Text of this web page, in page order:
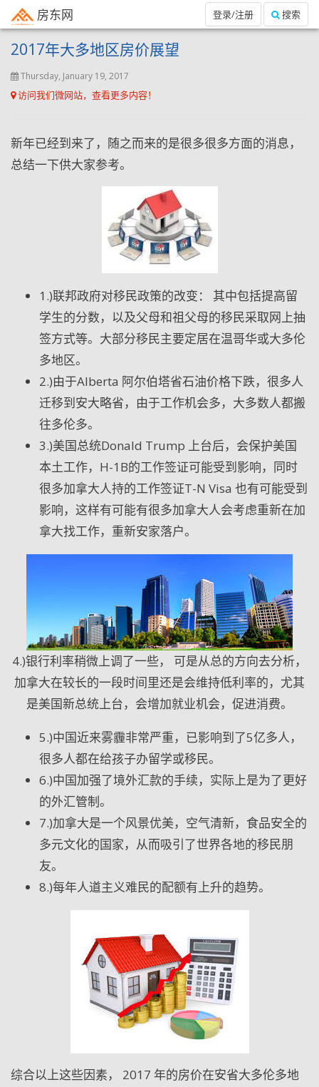
房东网 搜索
登录/注册
2017年大多地区房价展望
Thursday, January 19, 2017
访问我们微网站，查看更多内容！
新年已经到来了，随之而来的是很多很多方面的消息，
总结一下供大家参考。
1.)联邦政府对移民政策的改变： 其中包括提高留
学生的分数，以及父母和祖父母的移民采取网上抽
签方式等。大部分移民主要定居在温哥华或大多伦
多地区。
2.)由于Alberta 阿尔伯塔省石油价格下跌，很多人
迁移到安大略省，由于工作机会多，大多数人都搬
往多伦多。
3.)美国总统Donald Trump 上台后，会保护美国
本土工作， H-1B的工作签证可能受到影响，同时
很多加拿大人持的工作签证T-N Visa 也有可能受到
影响，这样有可能有很多加拿大人会考虑重新在加
拿大找工作，重新安家落户。
4.)银行利率稍微上调了一些， 可是从总的方向去分析，
加拿大在较长的一段时间里还是会维持低利率的，尤其
是美国新总统上台，会增加就业机会，促进消费。
5.)中国近来雾霾非常严重，已影响到了5亿多人，
很多人都在给孩子办留学或移民。
6.)中国加强了境外汇款的手续，实际上是为了更好
的外汇管制。
7.)加拿大是一个风景优美，空气清新，食品安全的
多元文化的国家，从而吸引了世界各地的移民朋
友。
8.)每年人道主义难民的配额有上升的趋势。
综合以上这些因素， 2017 年的房价在安省大多伦多地